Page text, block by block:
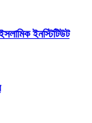
ইনস্টিটিউট